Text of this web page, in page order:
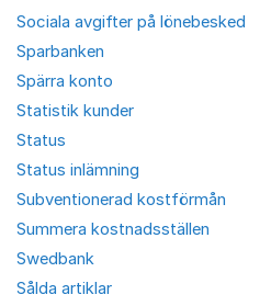
Sociala avgifter på lönebesked
Sparbanken
Spärra konto
Statistik kunder
Status
Status inlämning
Subventionerad kostförmån
Summera kostnadsställen
Swedbank
Sålda artiklar